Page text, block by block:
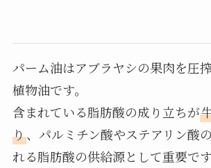
パーム油はアブラヤシの果肉を圧
植物油です。
含まれている脂肪酸の成り立ちが
り、パルミチン酸やステアリン酸
れる脂肪酸の供給源として重要です